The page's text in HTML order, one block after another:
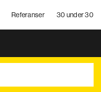
Referanser 30 under 30